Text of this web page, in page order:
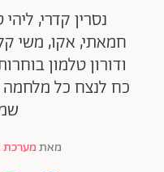
נסרין קדרי,
חמאתי, אקו, משי
ודורון טלמון
כח לנצח כל מלחמה
מאת